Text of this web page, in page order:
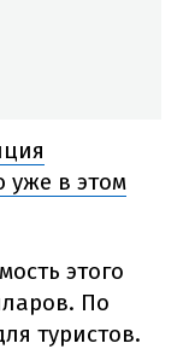
уже в этом
этого
По
туристов.